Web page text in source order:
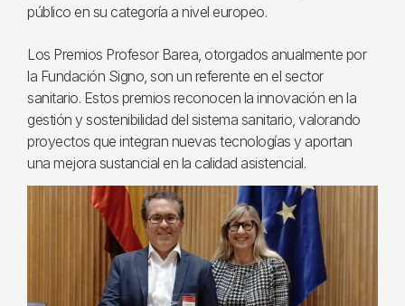
público en su categoría a nivel europeo.
Los Premios Profesor Barea, otorgados anualmente por
la Fundación Signo, son un referente en el sector
sanitario. Estos premios reconocen la innovación en la
gestión y sostenibilidad del sistema sanitario, valorando
proyectos que integran nuevas tecnologías y aportan
una mejora sustancial en la calidad asistencial.